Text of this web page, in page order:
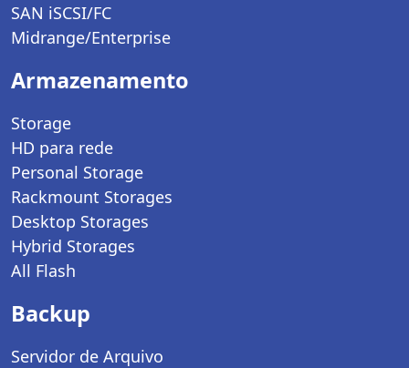
SAN iSCSI/FC
Midrange/Enterprise
Armazenamento
Storage
HD para rede
Personal Storage
Rackmount Storages
Desktop Storages
Hybrid Storages
All Flash
Backup
Servidor de Arquivo